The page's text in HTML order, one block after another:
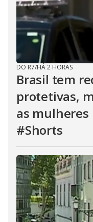
DO R7/HÁ 2 HORAS
Brasil tem
protetivas,
as mulheres
#Shorts